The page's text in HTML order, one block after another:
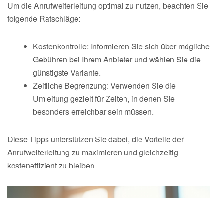
Um die Anrufweiterleitung optimal zu nutzen, beachten Sie
folgende Ratschläge:
Kostenkontrolle: Informieren Sie sich über mögliche
Gebühren bei Ihrem Anbieter und wählen Sie die
günstigste Variante.
Zeitliche Begrenzung: Verwenden Sie die
Umleitung gezielt für Zeiten, in denen Sie
besonders erreichbar sein müssen.
Diese Tipps unterstützen Sie dabei, die Vorteile der
Anrufweiterleitung zu maximieren und gleichzeitig
kosteneffizient zu bleiben.